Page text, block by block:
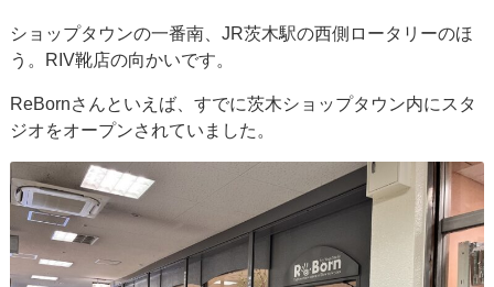
ショップタウンの一番南、JR茨木駅の西側ロータリーのほ
う。RIV靴店の向かいです。
ReBornさんといえば、すでに茨木ショップタウン内にスタ
ジオをオープンされていました。